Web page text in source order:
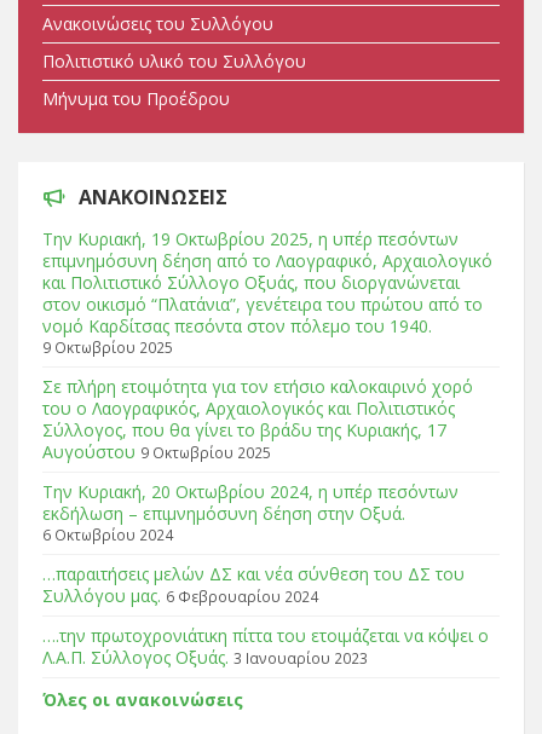
Ανακοινώσεις του Συλλόγου
Πολιτιστικό υλικό του Συλλόγου
Μήνυμα του Προέδρου
ΑΝΑΚΟΙΝΩΣΕΙΣ
Tην Κυριακή, 19 Οκτωβρίου 2025, η υπέρ πεσόντων
επιμνημόσυνη δέηση από το Λαογραφικό, Αρχαιολογικό
και Πολιτιστικό Σύλλογο Οξυάς, που διοργανώνεται
στον οικισμό “Πλατάνια”, γενέτειρα του πρώτου από το
νομό Καρδίτσας πεσόντα στον πόλεμο του 1940.
9 Οκτωβρίου 2025
Σε πλήρη ετοιμότητα για τον ετήσιο καλοκαιρινό χορό
του ο Λαογραφικός, Αρχαιολογικός και Πολιτιστικός
Σύλλογος, που θα γίνει το βράδυ της Κυριακής, 17
Αυγούστου 9 Οκτωβρίου 2025
Tην Κυριακή, 20 Οκτωβρίου 2024, η υπέρ πεσόντων
εκδήλωση – επιμνημόσυνη δέηση στην Οξυά.
6 Οκτωβρίου 2024
…παραιτήσεις μελών ΔΣ και νέα σύνθεση του ΔΣ του
Συλλόγου μας. 6 Φεβρουαρίου 2024
….την πρωτοχρονιάτικη πίττα του ετοιμάζεται να κόψει ο
Λ.Α.Π. Σύλλογος Οξυάς. 3 Ιανουαρίου 2023
Όλες οι ανακοινώσεις